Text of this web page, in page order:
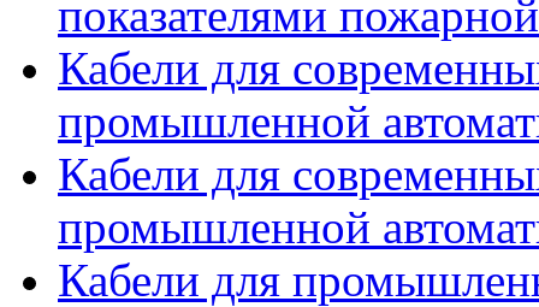
показателями
Кабели для
промышленной
Кабели для
промышленной
Кабели для